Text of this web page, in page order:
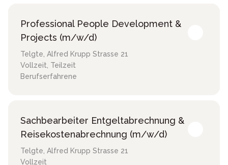
Professional People Development &
Projects (m/w/d)
Telgte, Alfred Krupp Strasse 21
Vollzeit, Teilzeit
Berufserfahrene
Sachbearbeiter Entgeltabrechnung &
Reisekostenabrechnung (m/w/d)
Telgte, Alfred Krupp Strasse 21
Vollzeit